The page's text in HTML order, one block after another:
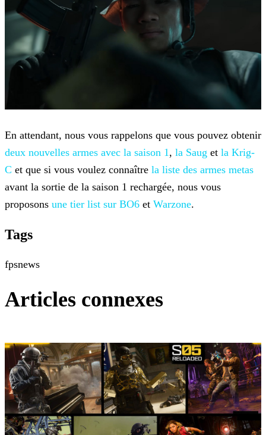
En attendant, nous vous rappelons que vous pouvez obtenir
deux nouvelles armes avec la saison 1, la Saug et la Krig-
C et que si vous voulez connaître la liste des armes metas
avant la sortie de la saison 1 rechargée, nous vous
proposons une tier list sur BO6 et Warzone.
Tags
fpsnews
Articles connexes